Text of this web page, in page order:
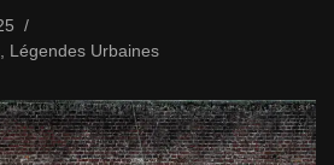
, Légendes Urbaines